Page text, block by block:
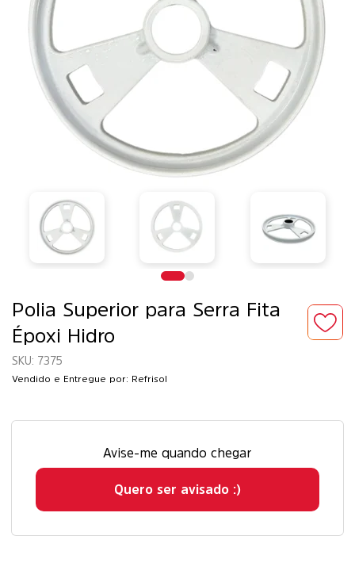
Polia Superior para Serra Fita
Époxi Hidro
7375
Vendido e Entregue por: Refrisol
Avise-me quando chegar
Quero ser avisado :)